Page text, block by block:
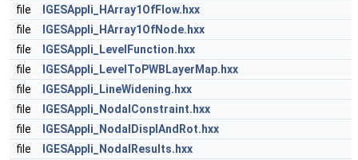
file
IGESAppli_HArray1OfFlow.hxx
file
IGESAppli_HArray1OfNode.hxx
file
IGESAppli_LevelFunction.hxx
file
IGESAppli_LevelToPWBLayerMap.hxx
file
IGESAppli_LineWidening.hxx
file
IGESAppli_NodalConstraint.hxx
file
IGESAppli_NodalDisplAndRot.hxx
file
IGESAppli_NodalResults.hxx